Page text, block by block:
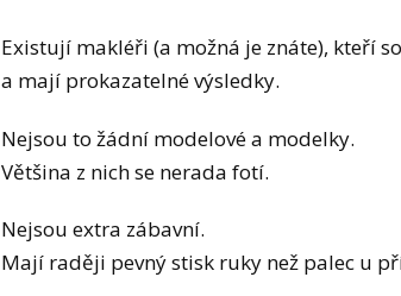
Existují makléři (a možná je znáte), kteří
a mají prokazatelné výsledky.
Nejsou to žádní modelové a modelky.
Většina z nich se nerada fotí.
Nejsou extra zábavní.
Mají raději pevný stisk ruky než palec u